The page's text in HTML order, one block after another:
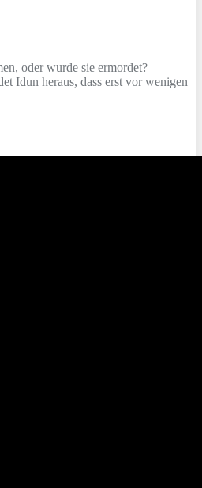
oder wurde sie ermordet?
Idun heraus, dass erst vor wenigen